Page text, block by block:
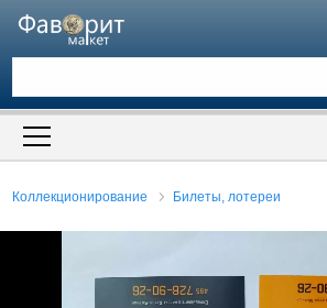
Искать также в описании
Коллекционирование Билеты, лотереи